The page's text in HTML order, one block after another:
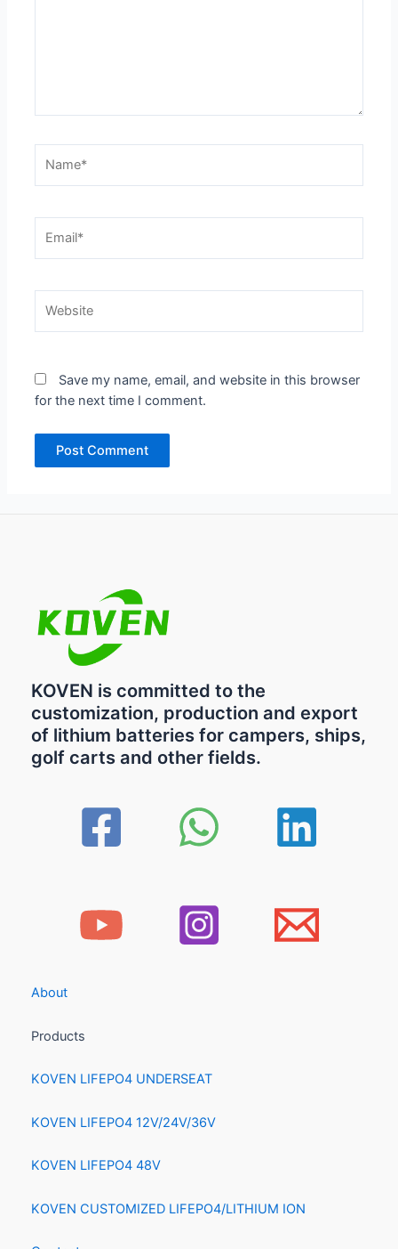
Save my name, email, and website in this browser
for the next time I comment.
KOVEN is committed to the
customization, production and export
of lithium batteries for campers, ships,
golf carts and other fields.
About
Products
KOVEN LIFEPO4 UNDERSEAT
KOVEN LIFEPO4 12V/24V/36V
KOVEN LIFEPO4 48V
KOVEN CUSTOMIZED LIFEPO4/LITHIUM ION